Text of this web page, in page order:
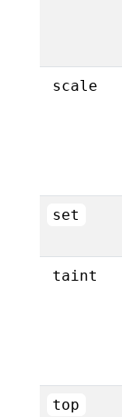
scale
set
taint
top